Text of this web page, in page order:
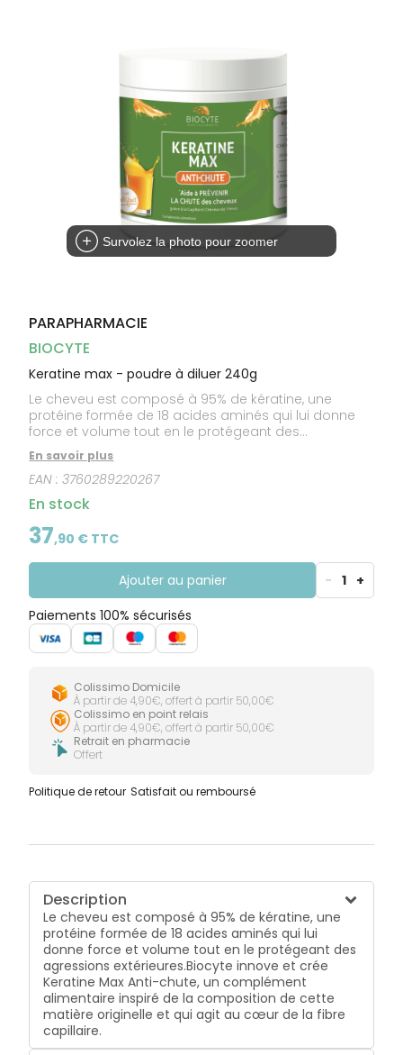
Homme
Visage
Survolez la photo pour zoomer
PARAPHARMACIE
BIOCYTE
Keratine max - poudre à diluer 240g
Le cheveu est composé à 95% de kératine, une
protéine formée de 18 acides aminés qui lui donne
force et volume tout en le protégeant des
agressions extérieures.Biocyte innove et crée
Keratine Max Anti-chute, un complément alimentaire
inspiré de la composition de cette matière originelle
et qui agit au cœur de la fibre capillaire.
En savoir plus
EAN :3760289220267
En stock
37,90 € TTC
Ajouter au panier - 1 +
Paiements 100% sécurisés
Colissimo Domicile
À partir de 4,90€, offert à partir 50,00€
Colissimo en point relais
À partir de 4,90€, offert à partir 50,00€
Retrait en pharmacie
Offert
Politique de retour Satisfait ou remboursé
Description
Le cheveu est composé à 95% de kératine, une
protéine formée de 18 acides aminés qui lui
donne force et volume tout en le protégeant des
agressions extérieures.Biocyte innove et crée
Keratine Max Anti-chute, un complément
alimentaire inspiré de la composition de cette
matière originelle et qui agit au cœur de la fibre
capillaire.